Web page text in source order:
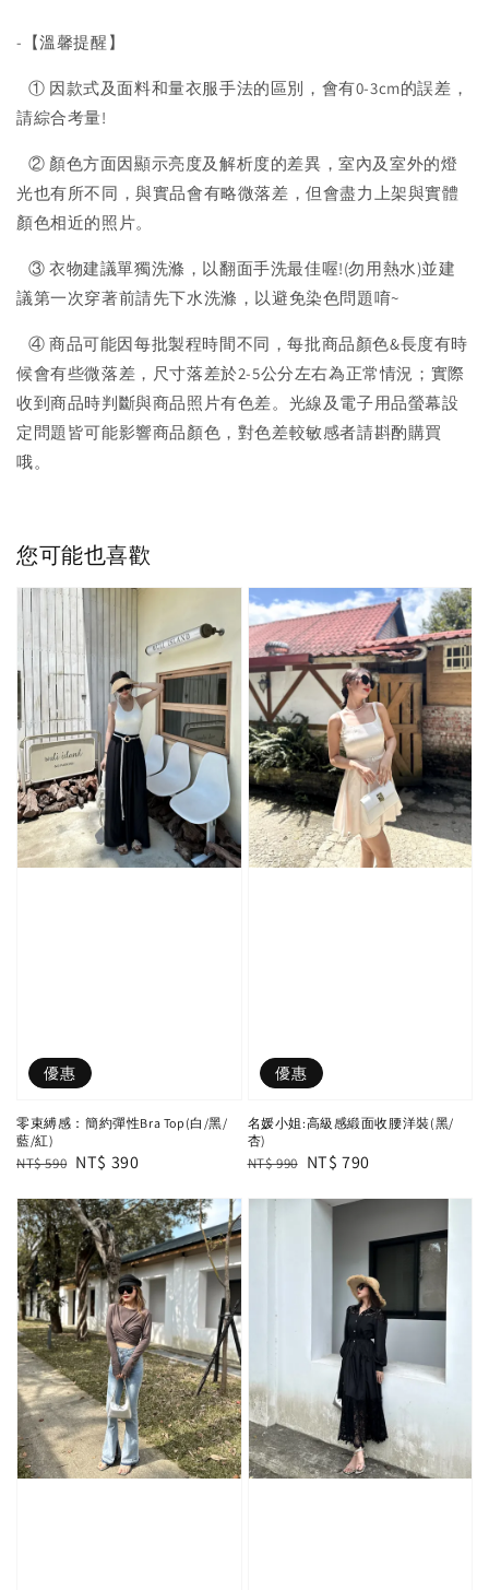
-【溫馨提醒】
① 因款式及面料和量衣服手法的區別，會有0-3cm的誤差，
請綜合考量!
② 顏色方面因顯示亮度及解析度的差異，室內及室外的燈
光也有所不同，與實品會有略微落差，但會盡力上架與實體
顏色相近的照片。
③ 衣物建議單獨洗滌，以翻面手洗最佳喔!(勿用熱水)並建
議第一次穿著前請先下水洗滌，以避免染色問題唷~
④ 商品可能因每批製程時間不同，每批商品顏色&長度有時
候會有些微落差，尺寸落差於2-5公分左右為正常情況；實際
收到商品時判斷與商品照片有色差。光線及電子用品螢幕設
定問題皆可能影響商品顏色，對色差較敏感者請斟酌購買
哦。
您可能也喜歡
優惠
零束縛感：簡約彈性Bra Top(白/黑/
藍/紅)
Regular
NT$ 590 Sale
NT$ 390
優惠
名媛小姐:高級感緞面收腰洋裝(黑/
杏)
Regular
NT$ 990 Sale
NT$ 790